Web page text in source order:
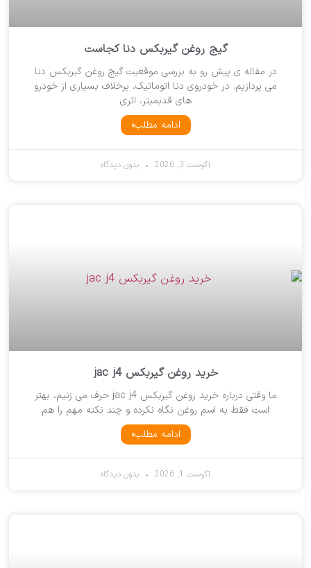
گیج روغن گیربکس دنا کجاست
در مقاله ی پیش رو به بررسی موقعیت گیج روغن گیربکس دنا
می پردازیم. در خودروی دنا اتوماتیک، برخلاف بسیاری از خودرو
های قدیمیتر، اثری
ادامه مطلب»
آگوست 3, 2026 بدون دیدگاه
خرید روغن گیربکس jac j4
ما وقتی درباره خرید روغن گیربکس jac j4 حرف می زنیم، بهتر
است فقط به اسم روغن نگاه نکرده و چند نکته مهم را هم
ادامه مطلب»
آگوست 1, 2026 بدون دیدگاه